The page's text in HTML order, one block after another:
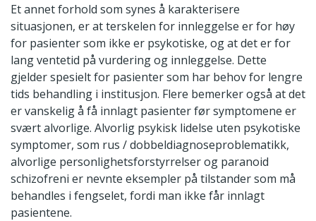
Et annet forhold som synes å karakterisere
situasjonen, er at terskelen for innleggelse er for høy
for pasienter som ikke er psykotiske, og at det er for
lang ventetid på vurdering og innleggelse. Dette
gjelder spesielt for pasienter som har behov for lengre
tids behandling i institusjon. Flere bemerker også at det
er vanskelig å få innlagt pasienter før symptomene er
svært alvorlige. Alvorlig psykisk lidelse uten psykotiske
symptomer, som rus / dobbeldiagnoseproblematikk,
alvorlige personlighetsforstyrrelser og paranoid
schizofreni er nevnte eksempler på tilstander som må
behandles i fengselet, fordi man ikke får innlagt
pasientene.